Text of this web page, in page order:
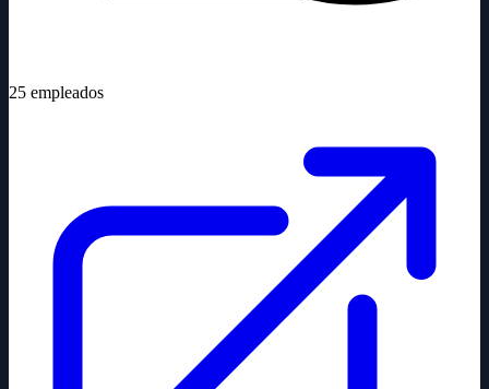
25 empleados